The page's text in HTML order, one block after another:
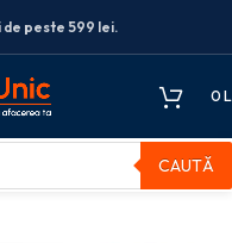
peste 599 lei.
0
CAUTĂ